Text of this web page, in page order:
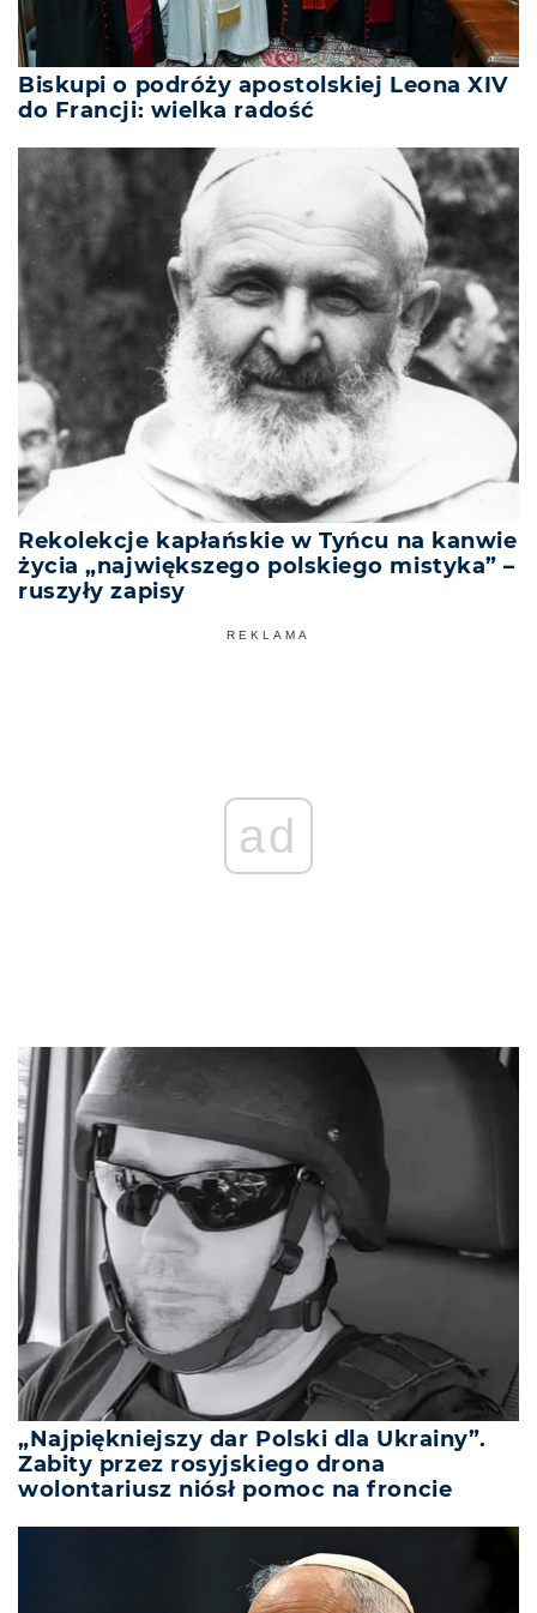
Biskupi o podróży apostolskiej Leona XIV
do Francji: wielka radość
Rekolekcje kapłańskie w Tyńcu na kanwie
życia „największego polskiego mistyka” –
ruszyły zapisy
REKLAMA
ad
„Najpiękniejszy dar Polski dla Ukrainy”.
Zabity przez rosyjskiego drona
wolontariusz niósł pomoc na froncie